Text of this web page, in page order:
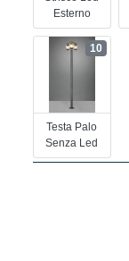
Esterno
Testa Palo
Senza Led
10